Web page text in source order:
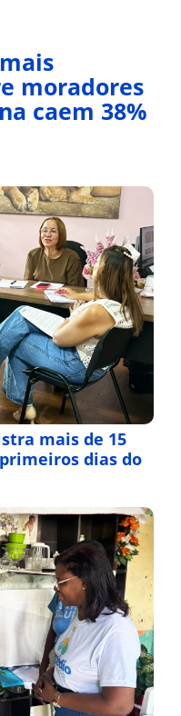
moradores
caem 38%
mais de 15
dias do